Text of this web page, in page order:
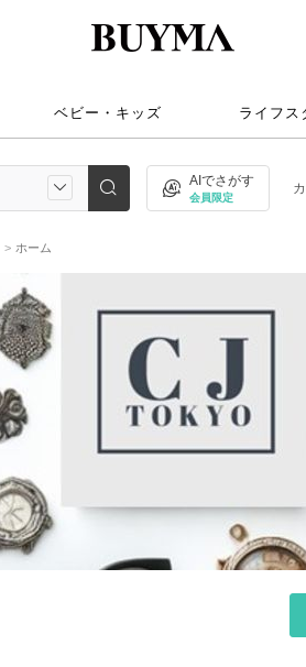
ベビー・キッズ ライフス
AIでさがす
会員限定
ホーム